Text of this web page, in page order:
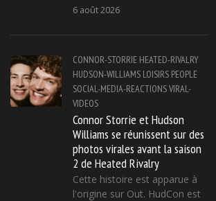
6 août 2026
CONNOR-STORRIE HEATED-RIVALRY
HUDSON-WILLIAMS LOISIRS PEOPLE
SOCIAL-MEDIA-REACTIONSVIRAL-
VIDEOS
Connor Storrie et Hudson
Williams se réunissent sur des
photos virales avant la saison
2 de Heated Rivalry
Cette histoire est apparue à
l'origine sur Out. HudCon est